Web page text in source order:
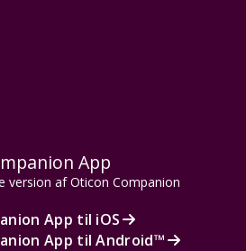
App
version af Oticon Companion
App til iOS
App til Android™